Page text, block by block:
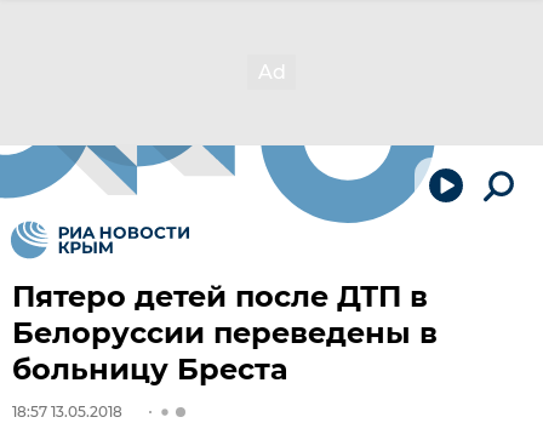
Пятеро детей после ДТП в
Белоруссии переведены в
больницу Бреста
18:57 13.05.2018